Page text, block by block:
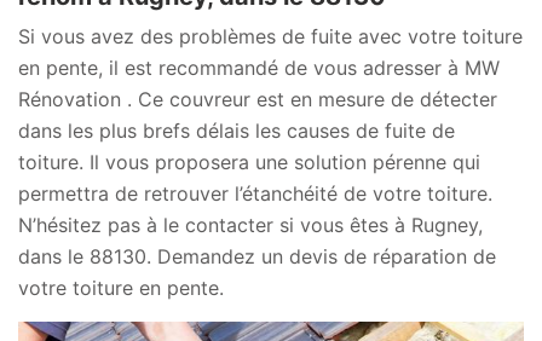
Si vous avez des problèmes de fuite avec votre toiture
en pente, il est recommandé de vous adresser à MW
Rénovation . Ce couvreur est en mesure de détecter
dans les plus brefs délais les causes de fuite de
toiture. Il vous proposera une solution pérenne qui
permettra de retrouver l’étanchéité de votre toiture.
N’hésitez pas à le contacter si vous êtes à Rugney,
dans le 88130. Demandez un devis de réparation de
votre toiture en pente.